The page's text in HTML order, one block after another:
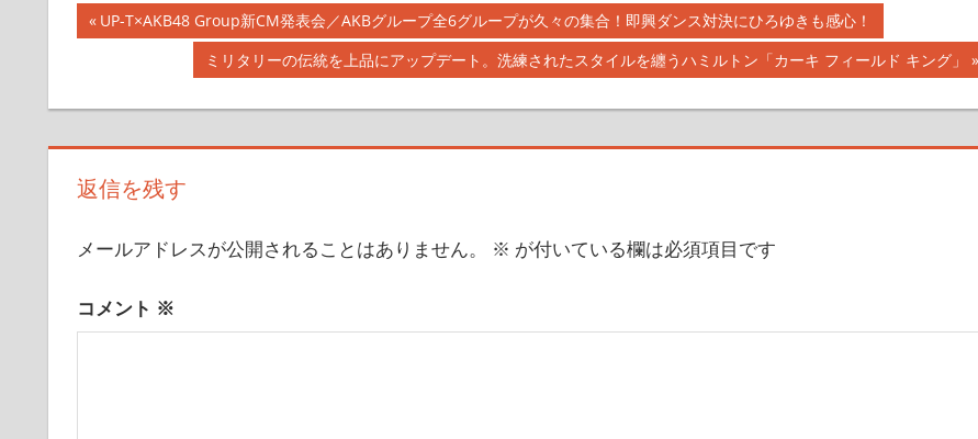
投
ナ
ビ
ゲ
ー
ョ
前
の
UP-T×AKB48 Group新CM発表会／AKBグループ全6グループが久々の集合！即興ダンス対決にひろゆきも感心！
次
の
記
ミリタリーの伝統を上品にアップデート。洗練されたスタイルを纏うハミルトン「カーキ フィールド キング」
返信を残す
メールアドレスが公開されることはありません。 ※ が付いている欄は必須項目です
コメント ※